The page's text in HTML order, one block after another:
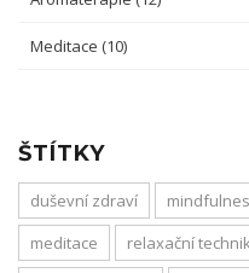
Meditace (10)
ŠTÍTKY
duševní zdraví
meditace
relaxační